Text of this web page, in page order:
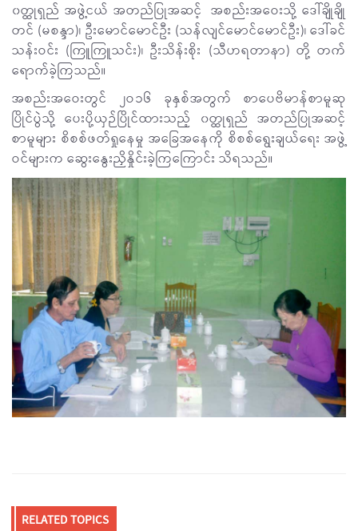
၀တ္ထုရှည် အဖွဲ့ငယ် အတည်ပြုအဆင့် အစည်းအဝေးသို့ ဒေါ်ချိုချို
တင် (မစန္ဒာ)၊ ဦးမောင်မောင်ဦး (သန်လျင်မောင်မောင်ဦး)၊ ဒေါ်ခင်
သန်းဝင်း (ကြူကြူသင်း)၊ ဦးသိန်းစိုး (သီဟရတာနာ) တို့ တက်
ရောက်ခဲ့ကြသည်။
အစည်းအဝေးတွင် ၂ဝ၁၆ ခုနှစ်အတွက် စာပေဗိမာန်စာမူဆု
ပြိုင်ပွဲသို့ ပေးပို့ယှဉ်ပြိုင်ထားသည့် ၀တ္ထုရှည် အတည်ပြုအဆင့်
စာမူများ စိစစ်ဖတ်ရှုနေမှု အခြေအနေကို စိစစ်ရွေးချယ်ရေး အဖွဲ့
ဝင်များက ဆွေးနွေးညှိနှိုင်းခဲ့ကြကြောင်း သိရသည်။
RELATED TOPICS